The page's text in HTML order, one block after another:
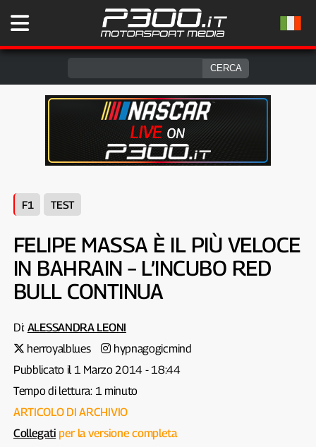
F1 TEST
FELIPE MASSA È IL PIÙ VELOCE
IN BAHRAIN – L’INCUBO RED
BULL CONTINUA
Di: ALESSANDRA LEONI
herroyalblues
hypnagogicmind
Pubblicato il 1 Marzo 2014 - 18:44
Tempo di lettura: 1 minuto
ARTICOLO DI ARCHIVIO
Collegati per la versione completa